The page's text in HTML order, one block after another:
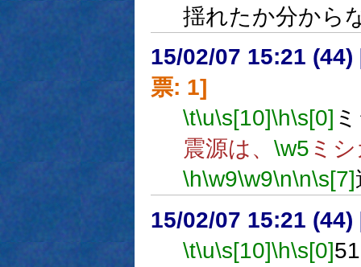
揺れたか分から
15/02/07 15:21 (44)
票: 1]
\t\u\s[10]\h\s[0]
震源は、 \w5 ミ
\h\w9\w9\n\n\s[7]
15/02/07 15:21 (44)
\t\u\s[10]\h\s[0]